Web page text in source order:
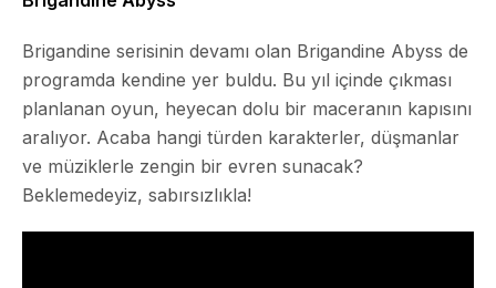
Brigandine serisinin devamı olan Brigandine Abyss de
programda kendine yer buldu. Bu yıl içinde çıkması
planlanan oyun, heyecan dolu bir maceranın kapısını
aralıyor. Acaba hangi türden karakterler, düşmanlar
ve müziklerle zengin bir evren sunacak?
Beklemedeyiz, sabırsızlıkla!